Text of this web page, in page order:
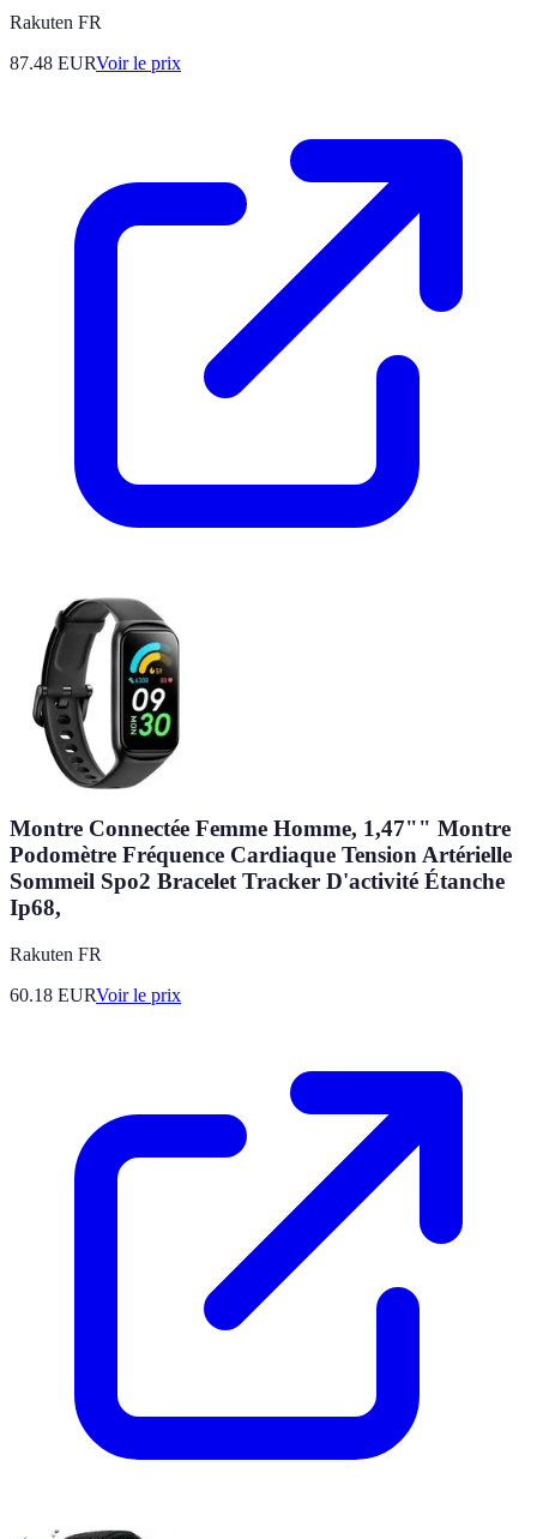
Rakuten FR
87.48 EURVoir le prix
Montre Connectée Femme Homme, 1,47"" Montre
Podomètre Fréquence Cardiaque Tension Artérielle
Sommeil Spo2 Bracelet Tracker D'activité Étanche
Ip68,
Rakuten FR
60.18 EURVoir le prix